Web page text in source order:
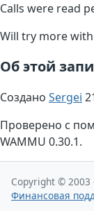
Calls were read
Will try more
Об этой
Создано Sergei
Проверено с
WAMMU 0.30.1.
Copyright © 2003
Финансовая